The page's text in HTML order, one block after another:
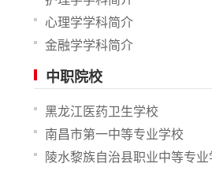
心理学学科简介
金融学学科简介
中职院校
黑龙江医药卫生学校
南昌市第一中等专业学校
陵水黎族自治县职业中等专业